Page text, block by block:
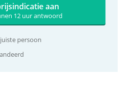
aan
12 uur antwoord
persoon